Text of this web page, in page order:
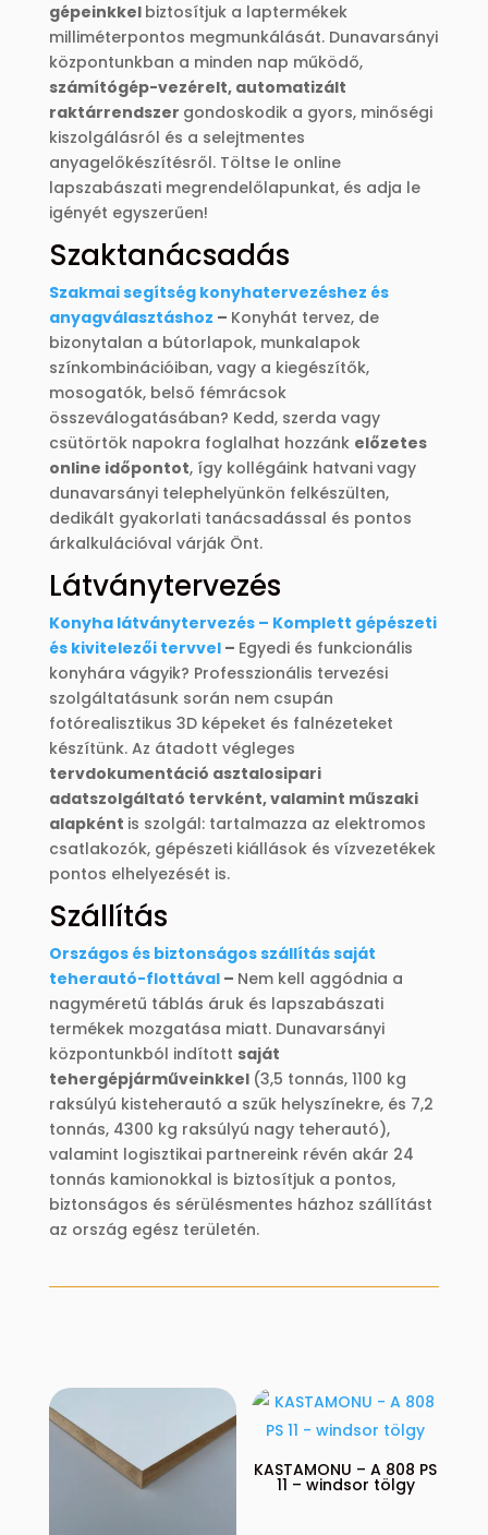
gépeinkkel biztosítjuk a laptermékek
milliméterpontos megmunkálását. Dunavarsányi
központunkban a minden nap működő,
számítógép-vezérelt, automatizált
raktárrendszer gondoskodik a gyors, minőségi
kiszolgálásról és a selejtmentes
anyagelőkészítésről. Töltse le online
lapszabászati megrendelőlapunkat, és adja le
igényét egyszerűen!
Szaktanácsadás
Szakmai segítség konyhatervezéshez és
anyagválasztáshoz – Konyhát tervez, de
bizonytalan a bútorlapok, munkalapok
színkombinációiban, vagy a kiegészítők,
mosogatók, belső fémrácsok
összeválogatásában? Kedd, szerda vagy
csütörtök napokra foglalhat hozzánk előzetes
online időpontot, így kollégáink hatvani vagy
dunavarsányi telephelyünkön felkészülten,
dedikált gyakorlati tanácsadással és pontos
árkalkulációval várják Önt.
Látványtervezés
Konyha látványtervezés – Komplett gépészeti
és kivitelezői tervvel– Egyedi és funkcionális
konyhára vágyik? Professzionális tervezési
szolgáltatásunk során nem csupán
fotórealisztikus 3D képeket és falnézeteket
készítünk. Az átadott végleges
tervdokumentáció asztalosipari
adatszolgáltató tervként, valamint műszaki
alapként is szolgál: tartalmazza az elektromos
csatlakozók, gépészeti kiállások és vízvezetékek
pontos elhelyezését is.
Szállítás
Országos és biztonságos szállítás saját
teherautó-flottával– Nem kell aggódnia a
nagyméretű táblás áruk és lapszabászati
termékek mozgatása miatt. Dunavarsányi
központunkból indított saját
tehergépjárműveinkkel (3,5 tonnás, 1100 kg
raksúlyú kisteherautó a szűk helyszínekre, és 7,2
tonnás, 4300 kg raksúlyú nagy teherautó),
valamint logisztikai partnereink révén akár 24
tonnás kamionokkal is biztosítjuk a pontos,
biztonságos és sérülésmentes házhoz szállítást
az ország egész területén.
KASTAMONU – A 808 PS
11 – windsor tölgy